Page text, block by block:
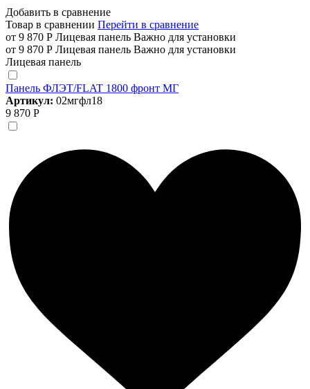
Добавить в сравнение
Товар в сравнении Перейти в сравнение
от 9 870 Р Лицевая панель Важно для установки
от 9 870 Р Лицевая панель Важно для установки
Лицевая панель
Панель ФЛЭТ/FLAT 1800 фронт МГ
Артикул: 02мгфл18
9 870 Р